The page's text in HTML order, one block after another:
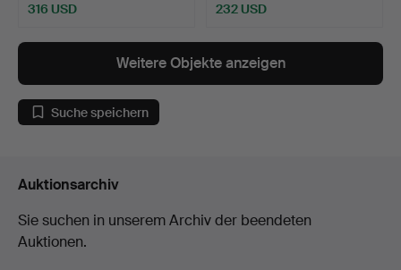
316 USD 232 USD
Weitere Objekte anzeigen
Suche speichern
Auktionsarchiv
Sie suchen in unserem Archiv der beendeten
Auktionen.